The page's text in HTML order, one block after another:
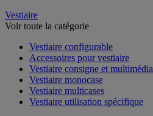
Vestiaire
Voir toute la catégorie
Vestiaire configurable
Accessoires pour vestiaire
Vestiaire consigne et multimédia
Vestiaire monocase
Vestiaire multicases
Vestiaire utilisation spécifique